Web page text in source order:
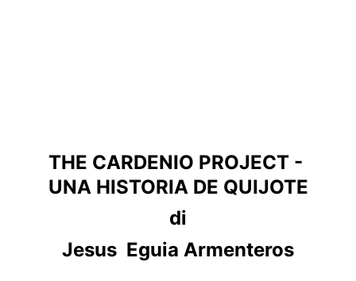
THE CARDENIO PROJECT -
UNA HISTORIA DE QUIJOTE
di
Jesus  Eguia Armenteros